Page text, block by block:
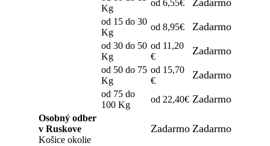
Kg
od 6,55€ Zadarmo
od 15 do 30
Kg
od 8,95€ Zadarmo
od 30 do 50
Kg
od 11,20
€
Zadarmo
od 50 do 75
Kg
od 15,70
€
Zadarmo
od 75 do
100 Kg
od 22,40€ Zadarmo
Osobný odber
v Ruskove
Košice okolie
Zadarmo Zadarmo